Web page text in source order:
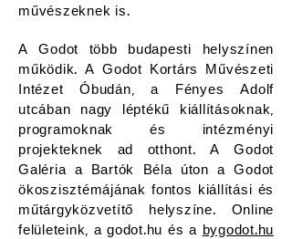
művészeknek is.
A Godot több budapesti helyszínen
működik. A Godot Kortárs Művészeti
Intézet Óbudán, a Fényes Adolf
utcában nagy léptékű kiállításoknak,
programoknak és intézményi
projekteknek ad otthont. A Godot
Galéria a Bartók Béla úton a Godot
ökoszisztémájának fontos kiállítási és
műtárgyközvetítő helyszíne. Online
felületeink, a godot.hu és a bygodot.hu